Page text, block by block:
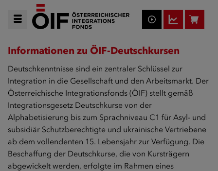
Informationen zu ÖIF-Deutschkursen
Deutschkenntnisse sind ein zentraler Schlüssel zur
Integration in die Gesellschaft und den Arbeitsmarkt. Der
Österreichische Integrationsfonds (ÖIF) stellt gemäß
Integrationsgesetz Deutschkurse von der
Alphabetisierung bis zum Sprachniveau C1 für Asyl- und
subsidiär Schutzberechtigte und ukrainische Vertriebene
ab dem vollendenten 15. Lebensjahr zur Verfügung. Die
Beschaffung der Deutschkurse, die von Kursträgern
abgewickelt werden, erfolgte im Rahmen eines